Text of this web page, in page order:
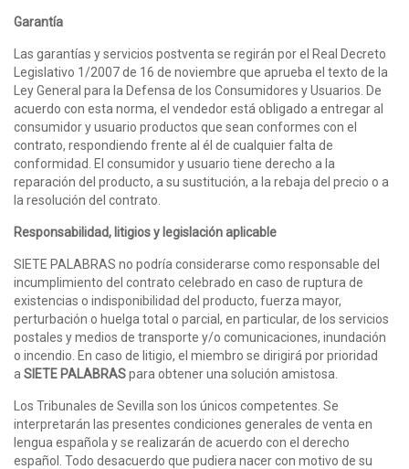
Garantía
Las garantías y servicios postventa se regirán por el Real Decreto
Legislativo 1/2007 de 16 de noviembre que aprueba el texto de la
Ley General para la Defensa de los Consumidores y Usuarios. De
acuerdo con esta norma, el vendedor está obligado a entregar al
consumidor y usuario productos que sean conformes con el
contrato, respondiendo frente al él de cualquier falta de
conformidad. El consumidor y usuario tiene derecho a la
reparación del producto, a su sustitución, a la rebaja del precio o a
la resolución del contrato.
Responsabilidad, litigios y legislación aplicable
SIETE PALABRAS no podría considerarse como responsable del
incumplimiento del contrato celebrado en caso de ruptura de
existencias o indisponibilidad del producto, fuerza mayor,
perturbación o huelga total o parcial, en particular, de los servicios
postales y medios de transporte y/o comunicaciones, inundación
o incendio. En caso de litigio, el miembro se dirigirá por prioridad
a SIETE PALABRASpara obtener una solución amistosa.
Los Tribunales de Sevilla son los únicos competentes. Se
interpretarán las presentes condiciones generales de venta en
lengua española y se realizarán de acuerdo con el derecho
español. Todo desacuerdo que pudiera nacer con motivo de su